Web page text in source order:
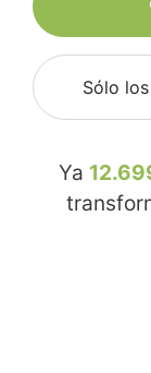
Sólo
Ya